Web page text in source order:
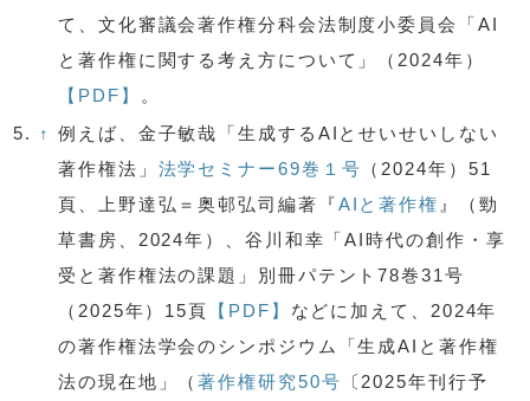
て、文化審議会著作権分科会法制度小委員会「AI
と著作権に関する考え方について」（2024年）
【PDF】
。
5.
↑ 例えば、金子敏哉「生成するAIとせいせいしない
著作権法」 法学セミナー69巻１号 （2024年）51
頁、上野達弘＝奥邨弘司編著『AIと著作権 』（勁
草書房、2024年）、谷川和幸「AI時代の創作・享
受と著作権法の課題」別冊パテント78巻31号
（2025年）15頁
【PDF】 などに加えて、2024年
の著作権法学会のシンポジウム「生成AIと著作権
法の現在地」（著作権研究50号 〔2025年刊行予